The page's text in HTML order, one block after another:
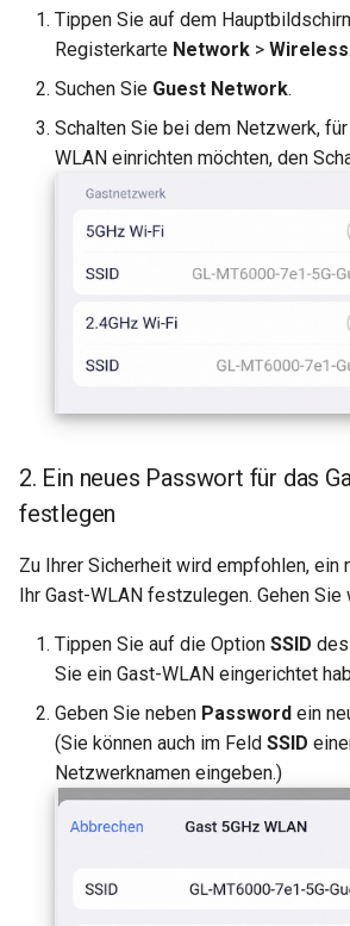
Tippen Sie auf dem
Registerkarte Network > Wireless
Suchen Sie Guest Network.
Schalten Sie bei dem Netzwerk,
WLAN einrichten möchten, den
2. Ein neues Passwort für das
festlegen
Zu Ihrer Sicherheit wird empfohlen, ein
Ihr Gast-WLAN festzulegen. Gehen
Tippen Sie auf die Option SSID
Sie ein Gast-WLAN eingerichtet
Geben Sie neben Password ein
(Sie können auch im Feld SSID
Netzwerknamen eingeben.)